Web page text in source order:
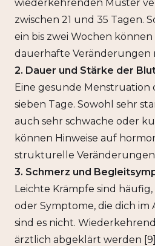
wiederkehrenden Muster
zwischen 21 und 35 Tagen.
ein bis zwei Wochen können
dauerhafte Veränderungen
2. Dauer und Stärke der
Eine gesunde Menstruation
sieben Tage. Sowohl sehr
auch sehr schwache oder
können Hinweise auf
strukturelle Veränderungen
3. Schmerz und
Leichte Krämpfe sind
oder Symptome, die dich im
sind es nicht.
ärztlich abgeklärt werden